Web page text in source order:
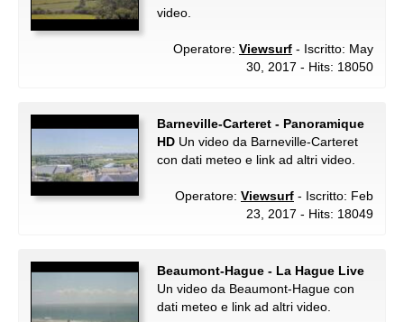
video.
Operatore: Viewsurf - Iscritto: May
30, 2017 - Hits: 18050
Barneville-Carteret - Panoramique
HD Un video da Barneville-Carteret
con dati meteo e link ad altri video.
Operatore: Viewsurf - Iscritto: Feb
23, 2017 - Hits: 18049
Beaumont-Hague - La Hague Live
Un video da Beaumont-Hague con
dati meteo e link ad altri video.